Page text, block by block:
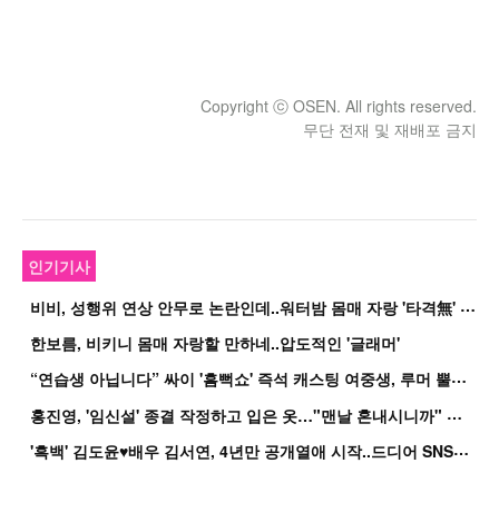
Copyright ⓒ OSEN. All rights reserved.
무단 전재 및 재배포 금지
인기기사
비
비, 성행위 연상 안무로 논란인데..워터밤 몸매 자랑 '타격無' 근황
한보름, 비키니 몸매 자랑할 만하네..압도적인 '글래머'
“
연습생 아닙니다” 싸이 '흠뻑쇼' 즉석 캐스팅 여중생, 루머 뿔났다[Oh!쎈 이...
홍
진영, '임신설' 종결 작정하고 입은 옷…"맨날 혼내시니까" 억울
'
흑백' 김도윤♥배우 김서연, 4년만 공개열애 시작..드디어 SNS에 노출 [핫피...